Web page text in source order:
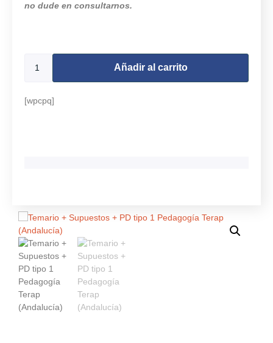
no dude en consultarnos.
Añadir al carrito
[wpcpq]